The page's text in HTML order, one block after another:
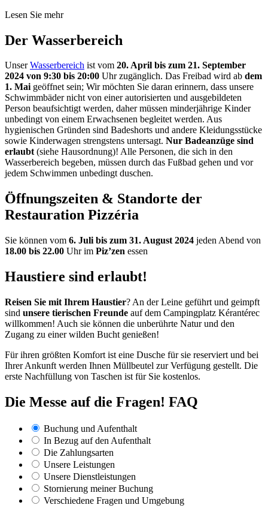
Lesen Sie mehr
Der Wasserbereich
UnserWasserbereich ist vom 20. April bis zum 21. September
2024 von 9:30 bis 20:00 Uhr zugänglich. Das Freibad wird ab dem
1. Maigeöffnet sein; Wir möchten Sie daran erinnern, dass unsere
Schwimmbäder nicht von einer autorisierten und ausgebildeten
Person beaufsichtigt werden, daher müssen minderjährige Kinder
unbedingt von einem Erwachsenen begleitet werden. Aus
hygienischen Gründen sind Badeshorts und andere Kleidungsstücke
sowie Kinderwagen strengstens untersagt. Nur Badeanzüge sind
erlaubt(siehe Hausordnung)! Alle Personen, die sich in den
Wasserbereich begeben, müssen durch das Fußbad gehen und vor
jedem Schwimmen unbedingt duschen.
Öffnungszeiten & Standorte der
Restauration Pizzéria
Sie können vom 6. Juli bis zum 31. August 2024 jeden Abend von
18.00 bis 22.00 Uhr im Piz’zen essen
Haustiere sind erlaubt!
Reisen Sie mit Ihrem Haustier? An der Leine geführt und geimpft
sind unsere tierischen Freunde auf dem Campingplatz Kérantérec
willkommen! Auch sie können die unberührte Natur und den
Zugang zu einer wilden Bucht genießen!
Für ihren größten Komfort ist eine Dusche für sie reserviert und bei
Ihrer Ankunft werden Ihnen Müllbeutel zur Verfügung gestellt. Die
erste Nachfüllung von Taschen ist für Sie kostenlos.
Die Messe auf die Fragen! FAQ
Buchung und Aufenthalt
In Bezug auf den Aufenthalt
Die Zahlungsarten
Unsere Leistungen
Unsere Dienstleistungen
Stornierung meiner Buchung
Verschiedene Fragen und Umgebung